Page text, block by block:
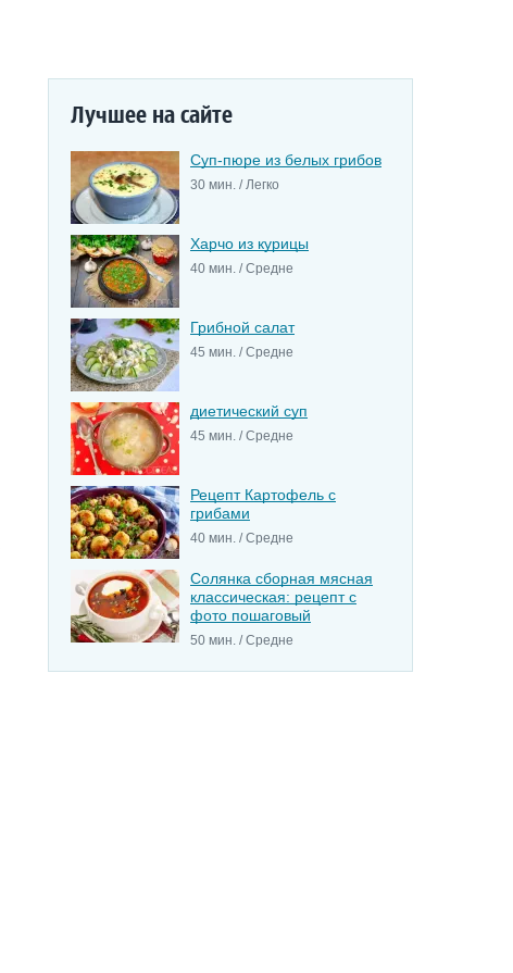
Лучшее на сайте
Суп-пюре из белых грибов
30 мин. / Легко
Харчо из курицы
40 мин. / Средне
Грибной салат
45 мин. / Средне
диетический суп
45 мин. / Средне
Рецепт Картофель с
грибами
40 мин. / Средне
Солянка сборная мясная
классическая: рецепт с
фото пошаговый
50 мин. / Средне